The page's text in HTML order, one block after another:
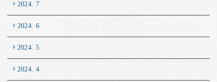
2024. 7
2024. 6
2024. 5
2024. 4